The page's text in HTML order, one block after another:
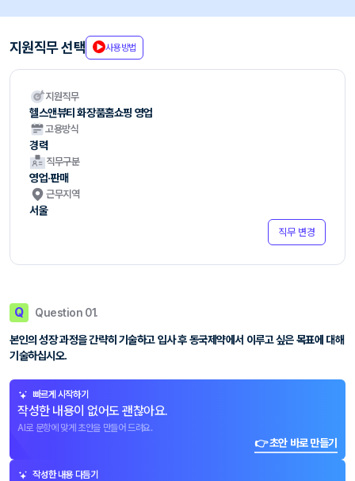
지원직무 선택 사용방법
지원직무
헬스앤뷰티 화장품홈쇼핑 영업
고용방식
경력
직무구분
영업·판매
근무지역
서울
직무 변경
Q Question 01.
본인의 성장 과정을 간략히 기술하고 입사 후 동국제약에서 이루고 싶은 목표에 대해
기술하십시오.
빠르게 시작하기
작성한 내용이 없어도 괜찮아요.
AI로 문항에 맞게 초안을 만들어 드려요.
👉 초안 바로 만들기
작성한 내용 다듬기